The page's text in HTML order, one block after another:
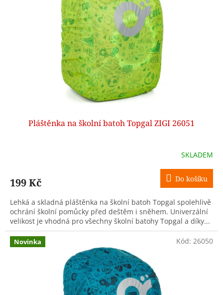
Pláštěnka na školní batoh Topgal ZIGI 26051
SKLADEM
199 Kč Do košíku
Lehká a skladná pláštěnka na školní batoh Topgal spolehlivě
ochrání školní pomůcky před deštěm i sněhem. Univerzální
velikost je vhodná pro všechny školní batohy Topgal a díky...
Novinka Kód: 26050